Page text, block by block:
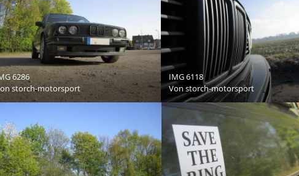
6286
storch-motorsport
IMG 6118
Vonstorch-motorsport